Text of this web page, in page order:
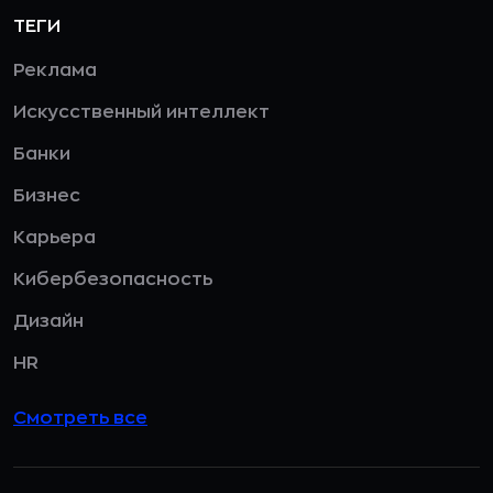
ТЕГИ
Реклама
Искусственный интеллект
Банки
Бизнес
Карьера
Кибербезопасность
Дизайн
HR
Смотреть все